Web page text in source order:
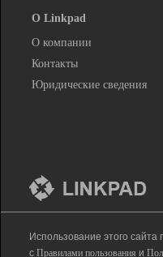
О Linkpad
О компании
Контакты
Юридические сведения
Использование этого
с Правилами пользования и